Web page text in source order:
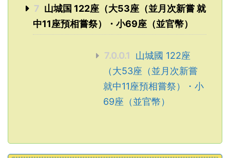
7 山城国 122座（大53座（並月次新嘗 就
中11座預相嘗祭）・小69座（並官幣）
7.0.0.1
山城國 122座
（大53座（並月次新嘗
就中11座預相嘗祭）・小
69座（並官幣）